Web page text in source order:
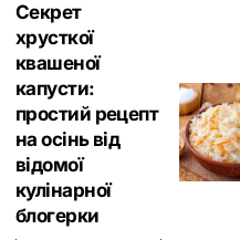
Секрет
хрусткої
квашеної
капусти:
простий рецепт
на осінь від
відомої
кулінарної
блогерки